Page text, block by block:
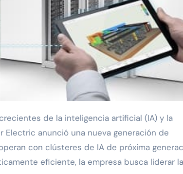
anunció una nueva generación de
con clústeres de IA de próxima
eficiente, la empresa busca liderar la